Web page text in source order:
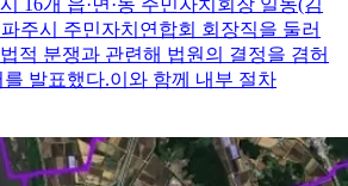
주시 주민자치연합회 회장직을 둘러
적 분쟁과 관련해 법원의 결정을 겸허
발표했다.이와 함께 내부 절차